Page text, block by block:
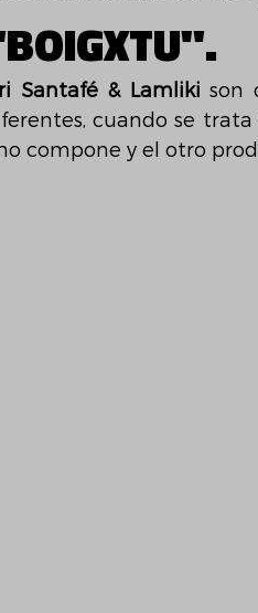
Santafé & Lamliki son
cuando se
compone y el otro